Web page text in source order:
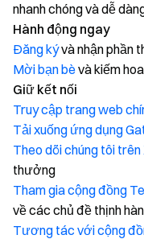
nhanh chóng và dễ
Hành động ngay
Đăng kývà nhận phần
Mời bạn bèvà kiếm
Giữ kết nối
Truy cập trang web
Tải xuống ứng dụng
Theo dõi chúng tôi
thưởng
Tham gia cộng đồng
về các chủ đề thịnh
Tương tác với cộng